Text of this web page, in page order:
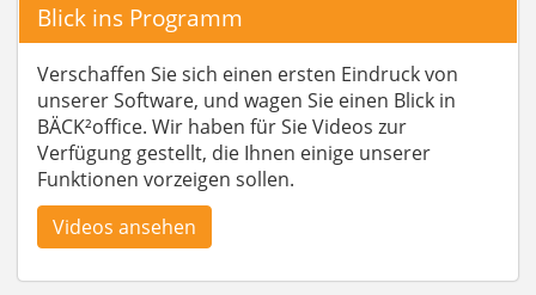
Blick ins Programm
Verschaffen Sie sich einen ersten Eindruck von
unserer Software, und wagen Sie einen Blick in
BÄCK²office. Wir haben für Sie Videos zur
Verfügung gestellt, die Ihnen einige unserer
Funktionen vorzeigen sollen.
Videos ansehen